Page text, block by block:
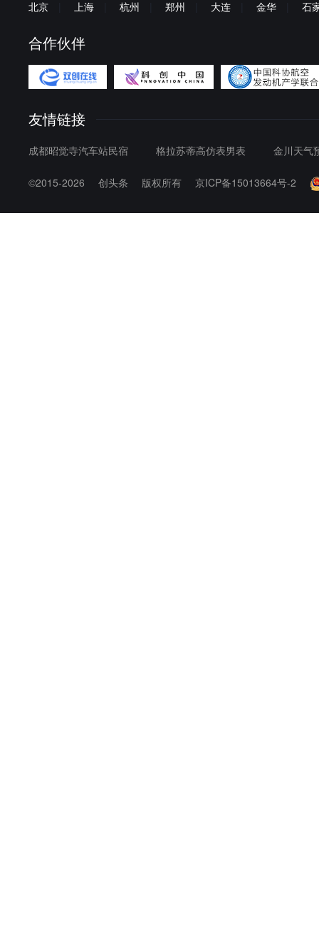
北京 上海 杭州 郑州 大连 金华 石
合作伙伴
友情链接
成都昭觉寺汽车站民宿 格拉苏蒂高仿表男表 金川天气
©2015-2026 创头条 版权所有 京ICP备15013664号-2